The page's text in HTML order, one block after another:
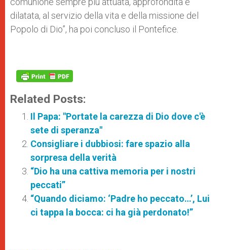
dilatata, al servizio della vita e della missione del
Popolo di Dio”, ha poi concluso il Pontefice.
Related Posts:
Il Papa: "Portate la carezza di Dio dove c'è
sete di speranza"
Consigliare i dubbiosi: fare spazio alla
sorpresa della verità
“Dio ha una cattiva memoria per i nostri
peccati”
“Quando diciamo: ‘Padre ho peccato…’, Lui
ci tappa la bocca: ci ha già perdonato!”